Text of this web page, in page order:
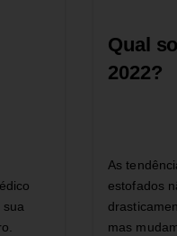
sua
Qual
2022?
As
estofados
mas